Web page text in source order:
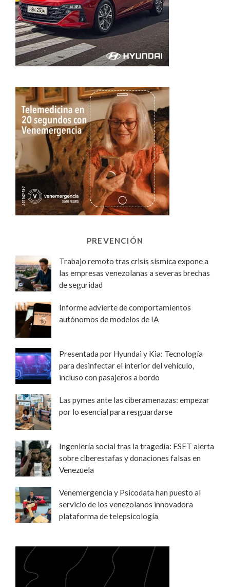
PREVENCIÓN
Trabajo remoto tras crisis sísmica expone a
las empresas venezolanas a severas brechas
de seguridad
Informe advierte de comportamientos
autónomos de modelos de IA
Presentada por Hyundai y Kia: Tecnología
para desinfectar el interior del vehículo,
incluso con pasajeros a bordo
Las pymes ante las ciberamenazas: empezar
por lo esencial para resguardarse
Ingeniería social tras la tragedia: ESET alerta
sobre ciberestafas y donaciones falsas en
Venezuela
Venemergencia y Psicodata han puesto al
servicio de los venezolanos innovadora
plataforma de telepsicología